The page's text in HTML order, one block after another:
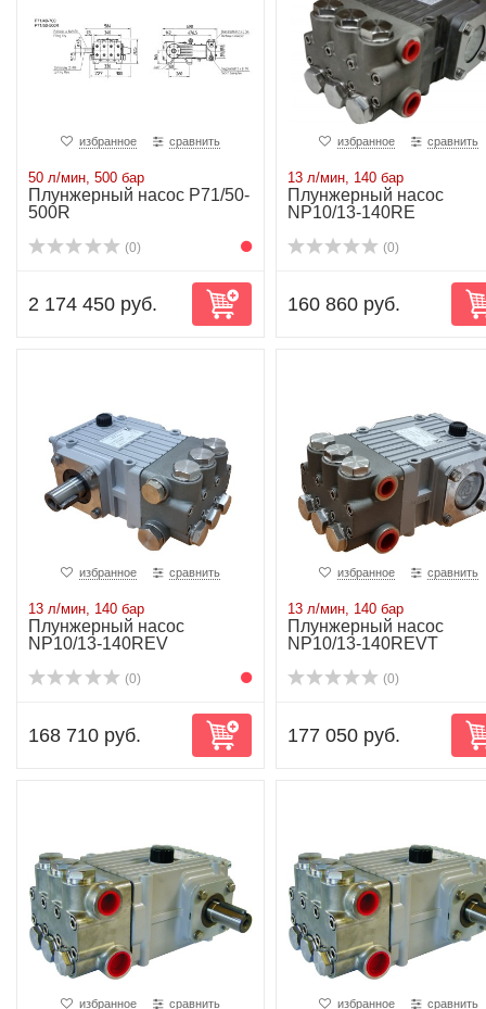
избранное сравнить
50 л/мин, 500 бар
Плунжерный насос P71/50-
500R
(0)
2 174 450 руб.
избранное сравнить
13 л/мин, 140 бар
Плунжерный насос
NP10/13-140RE
(0)
160 860 руб.
избранное сравнить
13 л/мин, 140 бар
Плунжерный насос
NP10/13-140REV
(0)
168 710 руб.
избранное сравнить
13 л/мин, 140 бар
Плунжерный насос
NP10/13-140REVT
(0)
177 050 руб.
избранное сравнить избранное сравнить